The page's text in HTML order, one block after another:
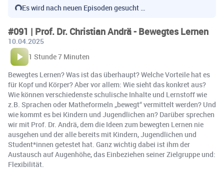
Es wird nach neuen Episoden gesucht …
#091 | Prof. Dr. Christian Andrä - Bewegtes Lernen
10.04.2025
1 Stunde 7 Minuten
Bewegtes Lernen? Was ist das überhaupt? Welche Vorteile hat es
für Kopf und Körper? Aber vor allem: Wie sieht das konkret aus?
Wie können verschiedenste schulische Inhalte und Lernstoff wie
z.B. Sprachen oder Matheformeln „bewegt“ vermittelt werden? Und
wie kommt es bei Kindern und Jugendlichen an? Darüber sprechen
wir mit Prof. Dr. Andrä, dem die Ideen zum bewegten Lernen nie
ausgehen und der alle bereits mit Kindern, Jugendlichen und
Student*innen getestet hat. Ganz wichtig dabei ist ihm der
Austausch auf Augenhöhe, das Einbeziehen seiner Zielgruppe und:
Flexibilität.